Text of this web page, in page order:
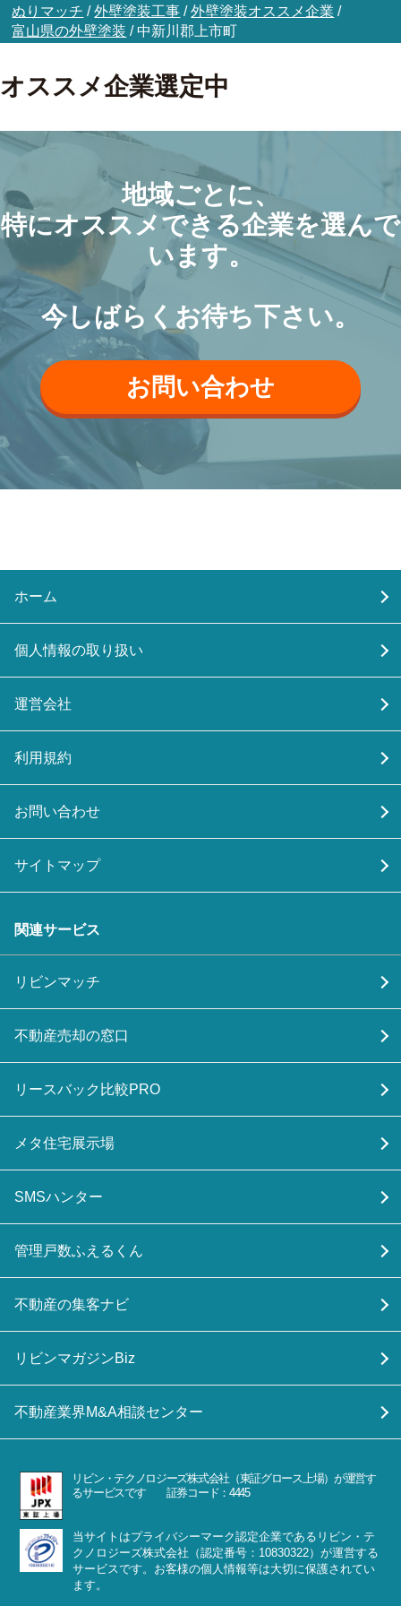
ぬりマッチ /外壁塗装工事 /外壁塗装オススメ企業 /
富山県の外壁塗装 /中新川郡上市町
オススメ企業選定中
地域ごとに、
特にオススメできる企業を選んで
います。
今しばらくお待ち下さい。
お問い合わせ
ホーム
個人情報の取り扱い
運営会社
利用規約
お問い合わせ
サイトマップ
関連サービス
リビンマッチ
不動産売却の窓口
リースバック比較PRO
メタ住宅展示場
SMSハンター
管理戸数ふえるくん
不動産の集客ナビ
リビンマガジンBiz
不動産業界M&A相談センター
リビン・テクノロジーズ株式会社（東証グロース上場）が運営す
るサービスです 証券コード：4445
当サイトはプライバシーマーク認定企業であるリビン・テ
クノロジーズ株式会社（認定番号：10830322）が運営する
サービスです。お客様の個人情報等は大切に保護されてい
ます。